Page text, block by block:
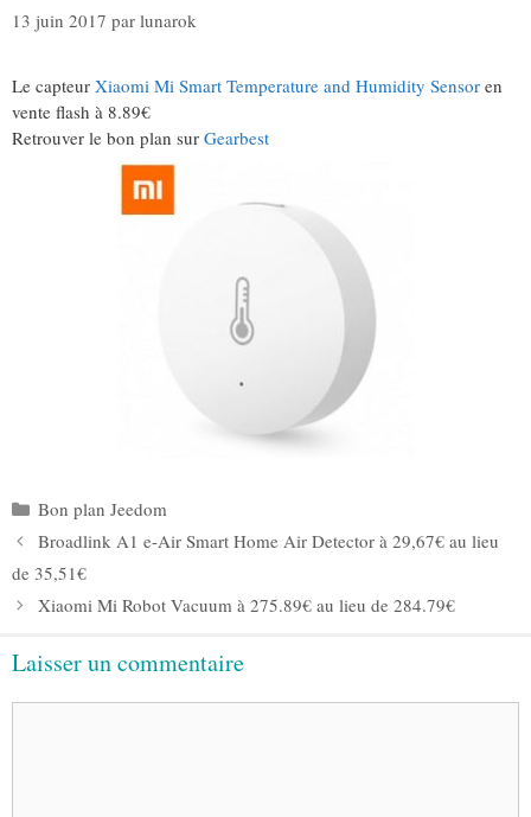
13 juin 2017 par lunarok
Le capteur Xiaomi Mi Smart Temperature and Humidity Sensor en
vente flash à 8.89€
Retrouver le bon plan sur Gearbest
Catégories
Bon plan Jeedom
Broadlink A1 e-Air Smart Home Air Detector à 29,67€ au lieu
de 35,51€
Xiaomi Mi Robot Vacuum à 275.89€ au lieu de 284.79€
Laisser un commentaire